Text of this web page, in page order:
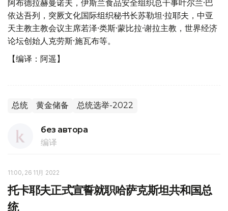
阿布德拉赫曼诺夫，伊斯兰食品安全组织总干事叶尔兰·巴
依达吾列，突厥文化国际组织秘书长苏勒坦·拉耶夫，中亚
天主教主教会议主席若泽·类斯·蒙比拉·谢拉主教，世界经济
论坛创始人克劳斯·施瓦布等。
【编译：阿遥】
总统 黄金储备 总统选举-2022
без автора
编译
11:00, 26 11月 2022
托卡耶夫正式宣誓就职哈萨克斯坦共和国总
统